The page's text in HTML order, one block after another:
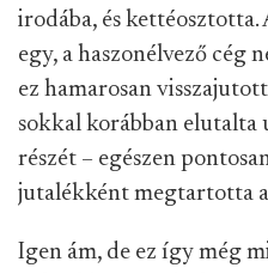
irodába, és
egy, a haszonélvező cég
ez hamarosan
sokkal korábban elutalta
részét – egészen
jutalékként megtartotta
Igen ám, de ez így még